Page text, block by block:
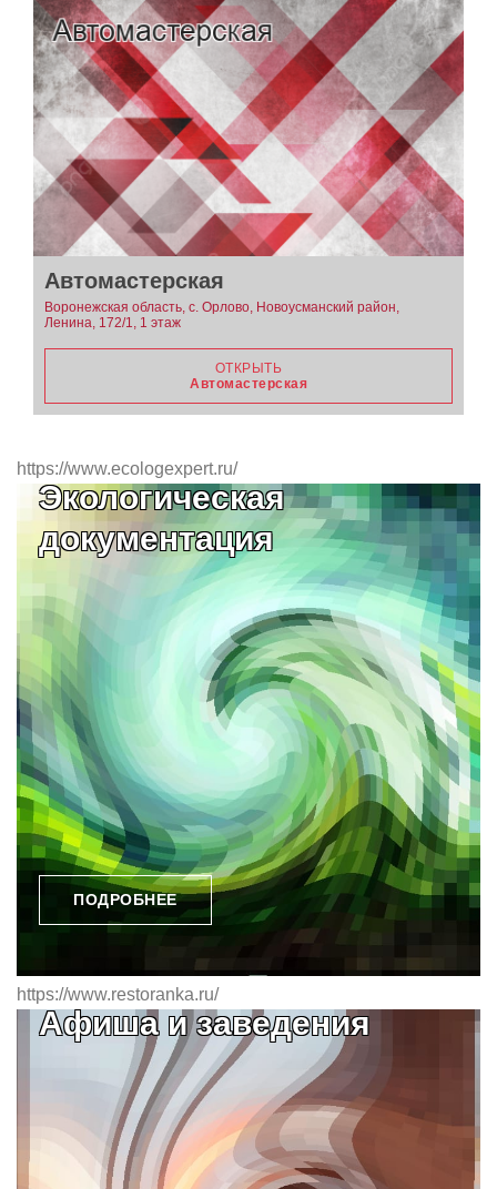
Автомастерская
Воронежская область, с. Орлово, Новоусманский район,
Ленина, 172/1, 1 этаж
ОТКРЫТЬ
Автомастерская
https://www.ecologexpert.ru/
Экологическая
документация
ПОДРОБНЕЕ
https://www.restoranka.ru/
Афиша и заведения